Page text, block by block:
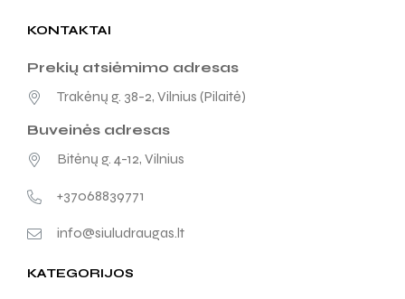
KONTAKTAI
Prekių atsiėmimo adresas
Trakėnų g. 38-2, Vilnius (Pilaitė)
Buveinės adresas
Bitėnų g. 4-12, Vilnius
+37068839771
info@siuludraugas.lt
KATEGORIJOS